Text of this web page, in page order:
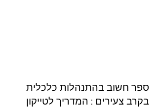
ספר חשוב בהתנהלות כלכלית
בקרב צעירים : המדריך לטייקון